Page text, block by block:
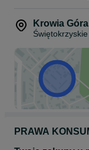
Krowia Góra
Świętokrzyskie
PRAWA